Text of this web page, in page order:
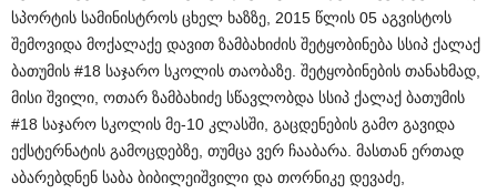
სპორტის სამინისტროს ცხელ ხაზზე, 2015 წლის 05 აგვისტოს
შემოვიდა მოქალაქე დავით ზამბახიძის შეტყობინება სსიპ ქალაქ
ბათუმის #18 საჯარო სკოლის თაობაზე. შეტყობინების თანახმად,
მისი შვილი, ოთარ ზამბახიძე სწავლობდა სსიპ ქალაქ ბათუმის
#18 საჯარო სკოლის მე-10 კლასში, გაცდენების გამო გავიდა
ექსტერნატის გამოცდებზე, თუმცა ვერ ჩააბარა. მასთან ერთად
აბარებდნენ საბა ბიბილეიშვილი და თორნიკე დევაძე,